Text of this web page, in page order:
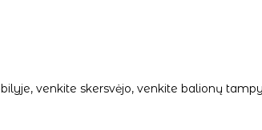
venkite skersvėjo, venkite balionų